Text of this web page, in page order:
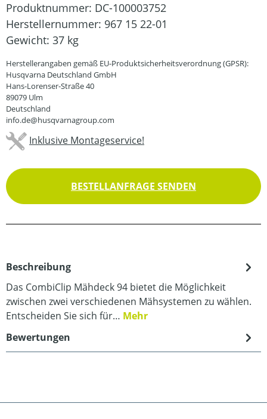
Produktnummer: DC-100003752
Herstellernummer: 967 15 22-01
Gewicht: 37 kg
Herstellerangaben gemäß EU-Produktsicherheitsverordnung (GPSR):
Husqvarna Deutschland GmbH
Hans-Lorenser-Straße 40
89079 Ulm
Deutschland
info.de@husqvarnagroup.com
Inklusive Montageservice!
BESTELLANFRAGE SENDEN
Beschreibung
Das CombiClip Mähdeck 94 bietet die Möglichkeit
zwischen zwei verschiedenen Mähsystemen zu wählen.
Entscheiden Sie sich für… Mehr
Bewertungen